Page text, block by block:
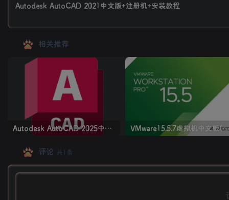
Autodesk AutoCAD 2021中文版+注册机+安装教程
相关推荐
Autodesk AutoCAD 2025中文版+注册机+安装教程 VMware15.5.7虚拟机中文版(附永久许可证激活密钥)
评论 共1条